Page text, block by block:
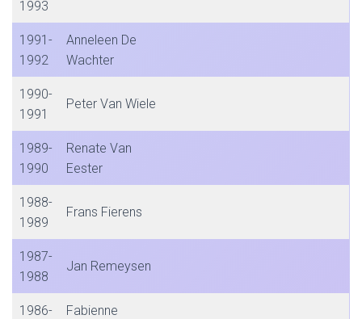
1993
1991-
1992
Anneleen De
Wachter
1990-
1991
Peter Van Wiele
1989-
1990
Renate Van
Eester
1988-
1989
Frans Fierens
1987-
1988
Jan Remeysen
1986-
Fabienne